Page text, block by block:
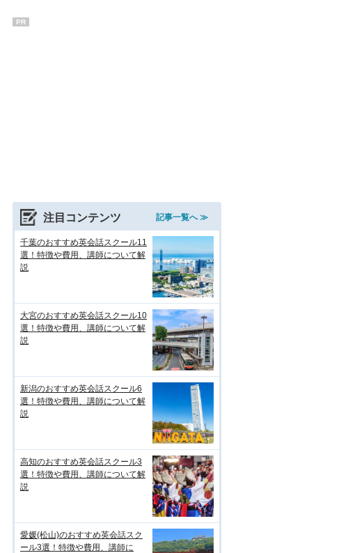
PR
注目コンテンツ 記事一覧へ ≫
千葉のおすすめ英会話スクール11
選！特徴や費用、講師について解
説
大宮のおすすめ英会話スクール10
選！特徴や費用、講師について解
説
新潟のおすすめ英会話スクール6
選！特徴や費用、講師について解
説
高知のおすすめ英会話スクール3
選！特徴や費用、講師について解
説
愛媛(松山)のおすすめ英会話スク
ール3選！特徴や費用、講師に